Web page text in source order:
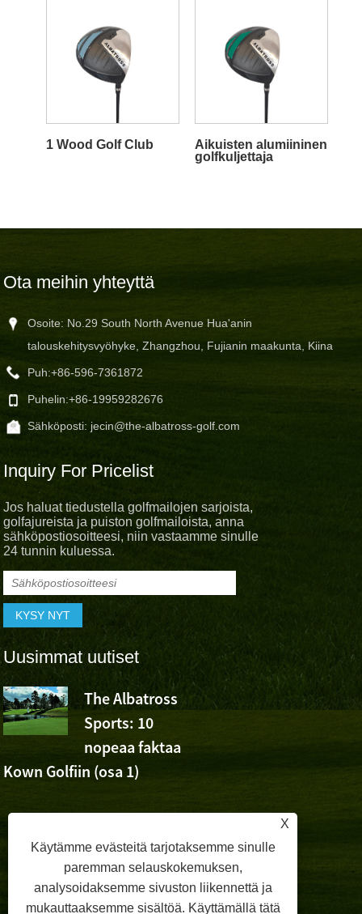
1 Wood Golf Club
Aikuisten alumiininen
golfkuljettaja
Ota meihin yhteyttä
Osoite: No.29 South North Avenue Hua'anin
talouskehitysvyöhyke, Zhangzhou, Fujianin maakunta, Kiina
Puh:+86-596-7361872
Puhelin:+86-19959282676
Sähköposti: jecin@the-albatross-golf.com
Inquiry For Pricelist
Jos haluat tiedustella golfmailojen sarjoista,
golfajureista ja puiston golfmailoista, anna
sähköpostiosoitteesi, niin vastaamme sinulle
24 tunnin kuluessa.
Uusimmat uutiset
The Albatross
Sports: 10
nopeaa faktaa
Kown Golfiin (osa 1)
Albatross
X
Käytämme evästeitä tarjotaksemme sinulle
paremman selauskokemuksen,
analysoidaksemme sivuston liikennettä ja
mukauttaaksemme sisältöä. Käyttämällä tätä